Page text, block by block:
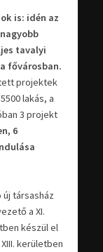
is: idén az
tavalyi
fővárosban.
projektek
lakás, a
3 projekt
6
társasház
a XI.
készül el
kerületben